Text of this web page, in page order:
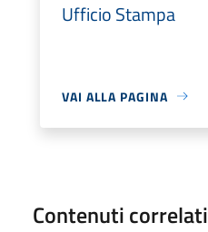
Ufficio Stampa
VAI ALLA PAGINA
Contenuti correlati